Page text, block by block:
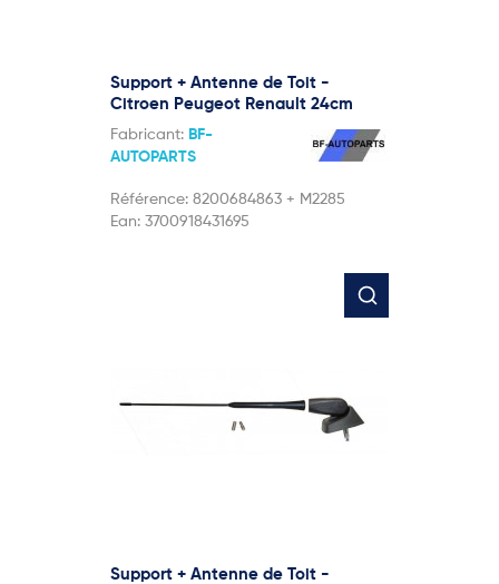
Support + Antenne de Toit -
Citroen Peugeot Renault 24cm
Fabricant: BF-
AUTOPARTS
Référence: 8200684863 + M2285
Ean: 3700918431695
Support + Antenne de Toit -